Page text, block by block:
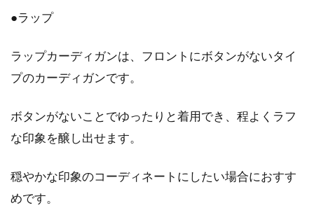
どんな種類がある？2 ユニクロのカーディガン
を洗濯する...
コスパ＆デザインgoodのセーターは
●ラップ
ラップカーディガンは、フロントにボタンがないタイ
プのカーディガンです。
ボタンがないことでゆったりと着用でき、程よくラフ
な印象を醸し出せます。
穏やかな印象のコーディネートにしたい場合におすす
めです。